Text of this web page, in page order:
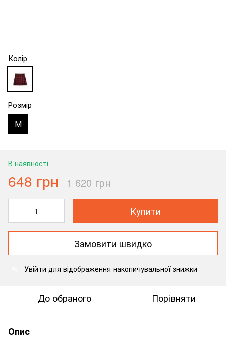
Колір
Розмір
М
В наявності
648 грн 1 620 грн
Купити
Замовити швидко
Увійти для відображення накопичувальної знижки
До обраного Порівняти
Опис